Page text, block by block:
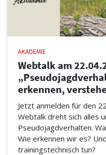
AKADEMIE
Webtalk am
erkennen,
Jetzt anmelden für den
Webtalk dreht sich alles
Pseudojagdverhalten.
Wie erkennen wir es?
trainingstechnisch tun?